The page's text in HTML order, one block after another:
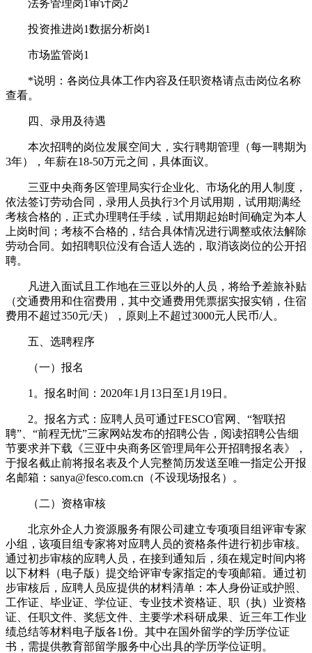
法务管理岗1审计岗2
投资推进岗1数据分析岗1
市场监管岗1
*说明：各岗位具体工作内容及任职资格请点击岗位名称
查看。
四、录用及待遇
本次招聘的岗位发展空间大，实行聘期管理（每一聘期为
3年），年薪在18-50万元之间，具体面议。
三亚中央商务区管理局实行企业化、市场化的用人制度，
依法签订劳动合同，录用人员执行3个月试用期，试用期满经
考核合格的，正式办理聘任手续，试用期起始时间确定为本人
上岗时间；考核不合格的，结合具体情况进行调整或依法解除
劳动合同。如招聘职位没有合适人选的，取消该岗位的公开招
聘。
凡进入面试且工作地在三亚以外的人员，将给予差旅补贴
（交通费用和住宿费用，其中交通费用凭票据实报实销，住宿
费用不超过350元/天），原则上不超过3000元人民币/人。
五、选聘程序
（一）报名
1。报名时间：2020年1月13日至1月19日。
2。报名方式：应聘人员可通过FESCO官网、“智联招
聘”、“前程无忧”三家网站发布的招聘公告，阅读招聘公告细
节要求并下载《三亚中央商务区管理局年公开招聘报名表》，
于报名截止前将报名表及个人完整简历发送至唯一指定公开报
名邮箱：sanya@fesco.com.cn（不设现场报名）。
（二）资格审核
北京外企人力资源服务有限公司建立专项项目组评审专家
小组，该项目组专家将对应聘人员的资格条件进行初步审核。
通过初步审核的应聘人员，在接到通知后，须在规定时间内将
以下材料（电子版）提交给评审专家指定的专项邮箱。通过初
步审核后，应聘人员应提供的材料清单：本人身份证或护照、
工作证、毕业证、学位证、专业技术资格证、职（执）业资格
证、任职文件、奖惩文件、主要学术科研成果、近三年工作业
绩总结等材料电子版各1份。其中在国外留学的学历学位证
书，需提供教育部留学服务中心出具的学历学位证明。